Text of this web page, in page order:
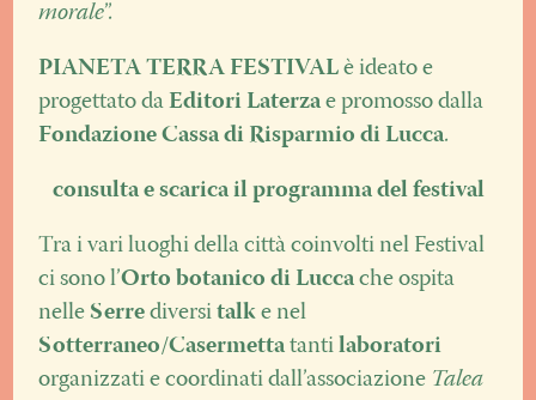
morale”.
PIANETA TERRA FESTIVAL è ideato e
progettato daEditori Laterza e promosso dalla
Fondazione Cassa di Risparmio di Lucca.
consulta e scarica il programma del festival
Tra i vari luoghi della città coinvolti nel Festival
ci sono l’Orto botanico di Luccache ospita
nelleSerre diversitalk e nel
Sotterraneo/Casermetta tantilaboratori
organizzati e coordinati dall’associazione Talea